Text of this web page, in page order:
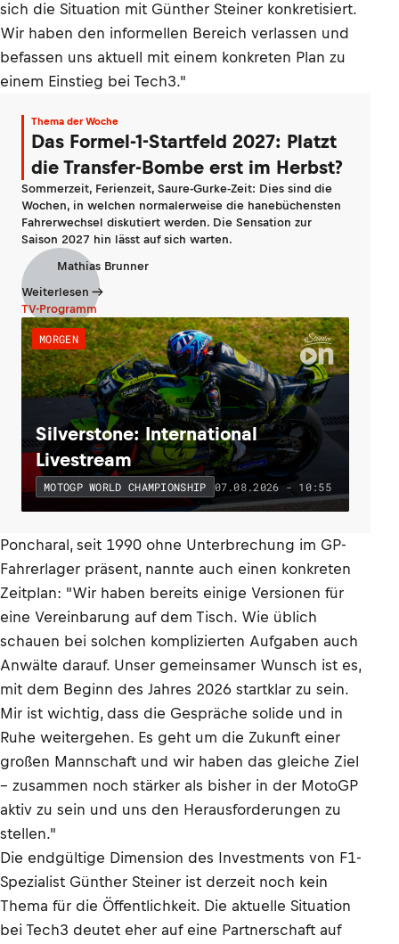
sich die Situation mit Günther Steiner konkretisiert.
Wir haben den informellen Bereich verlassen und
befassen uns aktuell mit einem konkreten Plan zu
einem Einstieg bei Tech3."
Thema der Woche
Das Formel-1-Startfeld 2027: Platzt
die Transfer-Bombe erst im Herbst?
Sommerzeit, Ferienzeit, Saure-Gurke-Zeit: Dies sind die
Wochen, in welchen normalerweise die hanebüchensten
Fahrerwechsel diskutiert werden. Die Sensation zur
Saison 2027 hin lässt auf sich warten.
Mathias Brunner
Weiterlesen
TV-Programm
MORGEN
Silverstone: International
Livestream
MOTOGP WORLD CHAMPIONSHIP 07.08.2026 - 10:55
Poncharal, seit 1990 ohne Unterbrechung im GP-
Fahrerlager präsent, nannte auch einen konkreten
Zeitplan: "Wir haben bereits einige Versionen für
eine Vereinbarung auf dem Tisch. Wie üblich
schauen bei solchen komplizierten Aufgaben auch
Anwälte darauf. Unser gemeinsamer Wunsch ist es,
mit dem Beginn des Jahres 2026 startklar zu sein.
Mir ist wichtig, dass die Gespräche solide und in
Ruhe weitergehen. Es geht um die Zukunft einer
großen Mannschaft und wir haben das gleiche Ziel
– zusammen noch stärker als bisher in der MotoGP
aktiv zu sein und uns den Herausforderungen zu
stellen."
Die endgültige Dimension des Investments von F1-
Spezialist Günther Steiner ist derzeit noch kein
Thema für die Öffentlichkeit. Die aktuelle Situation
bei Tech3 deutet eher auf eine Partnerschaft auf